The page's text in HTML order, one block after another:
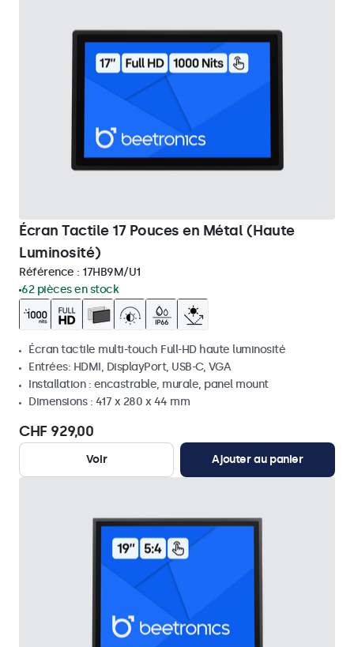
Écran Tactile 17 Pouces en Métal (Haute
Luminosité)
Référence : 17HB9M/U1
62 pièces en stock
Écran tactile multi-touch Full-HD haute luminosité
Entrées: HDMI, DisplayPort, USB-C, VGA
Installation : encastrable, murale, panel mount
Dimensions : 417 x 280 x 44 mm
CHF 929,00
Voir Ajouter au panier